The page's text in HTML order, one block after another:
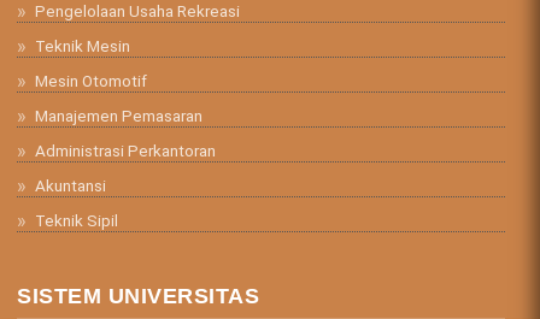
Pengelolaan Usaha Rekreasi
Teknik Mesin
Mesin Otomotif
Manajemen Pemasaran
Administrasi Perkantoran
Akuntansi
Teknik Sipil
SISTEM UNIVERSITAS